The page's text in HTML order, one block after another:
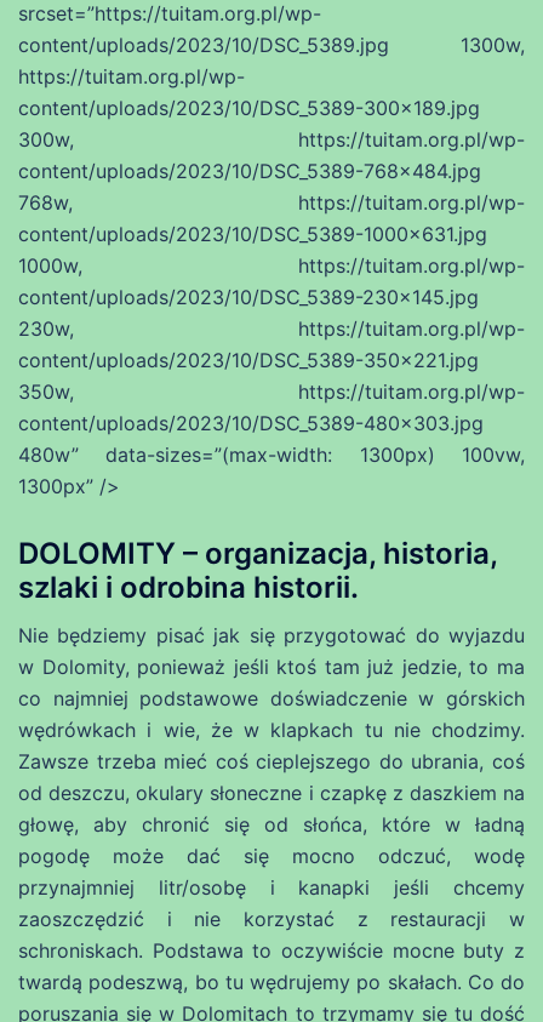
srcset=”https://tuitam.org.pl/wp-
content/uploads/2023/10/DSC_5389.jpg 1300w,
https://tuitam.org.pl/wp-
content/uploads/2023/10/DSC_5389-300×189.jpg
300w, https://tuitam.org.pl/wp-
content/uploads/2023/10/DSC_5389-768×484.jpg
768w, https://tuitam.org.pl/wp-
content/uploads/2023/10/DSC_5389-1000×631.jpg
1000w, https://tuitam.org.pl/wp-
content/uploads/2023/10/DSC_5389-230×145.jpg
230w, https://tuitam.org.pl/wp-
content/uploads/2023/10/DSC_5389-350×221.jpg
350w, https://tuitam.org.pl/wp-
content/uploads/2023/10/DSC_5389-480×303.jpg
480w” data-sizes=”(max-width: 1300px) 100vw,
1300px” />
DOLOMITY – organizacja, historia,
szlaki i odrobina historii.
Nie będziemy pisać jak się przygotować do wyjazdu
w Dolomity, ponieważ jeśli ktoś tam już jedzie, to ma
co najmniej podstawowe doświadczenie w górskich
wędrówkach i wie, że w klapkach tu nie chodzimy.
Zawsze trzeba mieć coś cieplejszego do ubrania, coś
od deszczu, okulary słoneczne i czapkę z daszkiem na
głowę, aby chronić się od słońca, które w ładną
pogodę może dać się mocno odczuć, wodę
przynajmniej litr/osobę i kanapki jeśli chcemy
zaoszczędzić i nie korzystać z restauracji w
schroniskach. Podstawa to oczywiście mocne buty z
twardą podeszwą, bo tu wędrujemy po skałach. Co do
poruszania się w Dolomitach to trzymamy się tu dość